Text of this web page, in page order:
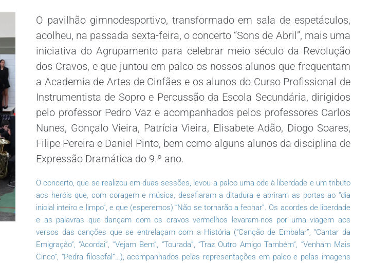
O pavilhão gimnodesportivo, transformado em sala de espetáculos,
acolheu, na passada sexta-feira, o concerto “Sons de Abril”, mais uma
iniciativa do Agrupamento para celebrar meio século da Revolução
dos Cravos, e que juntou em palco os nossos alunos que frequentam
a Academia de Artes de Cinfães e os alunos do Curso Profissional de
Instrumentista de Sopro e Percussão da Escola Secundária, dirigidos
pelo professor Pedro Vaz e acompanhados pelos professores Carlos
Nunes, Gonçalo Vieira, Patrícia Vieira, Elisabete Adão, Diogo Soares,
Filipe Pereira e Daniel Pinto, bem como alguns alunos da disciplina de
Expressão Dramática do 9.º ano.
O concerto, que se realizou em duas sessões, levou a palco uma ode à liberdade e um tributo
aos heróis que, com coragem e música, desafiaram a ditadura e abriram as portas ao “dia
inicial inteiro e limpo”, e que (esperemos) “Não se tornarão a fechar”. Os acordes de liberdade
e as palavras que dançam com os cravos vermelhos levaram-nos por uma viagem aos
versos das canções que se entrelaçam com a História (“Canção de Embalar”, “Cantar da
Emigração”, “Acordai”, “Vejam Bem”, “Tourada”, “Traz Outro Amigo Também”, “Venham Mais
Cinco”, “Pedra filosofal”…), acompanhados pelas representações em palco e pelas imagens